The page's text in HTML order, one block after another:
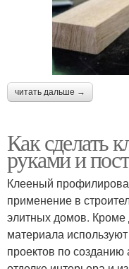
читать дальше →
Как сделать
руками и
Клееный
применение в
элитных домов. Кроме
материала
проектов по